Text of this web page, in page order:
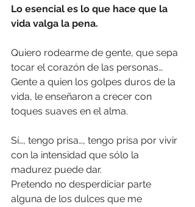
Lo esencial es lo que hace que la
vida valga la pena.
Quiero rodearme de gente, que sepa
tocar el corazón de las personas…
Gente a quien los golpes duros de la
vida, le enseñaron a crecer con
toques suaves en el alma.
Sí…, tengo prisa…, tengo prisa por vivir
con la intensidad que sólo la
madurez puede dar.
Pretendo no desperdiciar parte
alguna de los dulces que me